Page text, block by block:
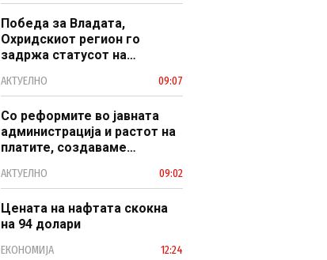
Победа за Владата,
Охридскиот регион го
задржа статусот на
наследство
АКТУЕЛНО 09:07
Со реформите во јавната
администрација и растот на
платите, создаваме
модерен јавен сектор
АКТУЕЛНО 09:02
Цената на нафтата скокна
на 94 долари
ЕКОНОМИЈА 12:24